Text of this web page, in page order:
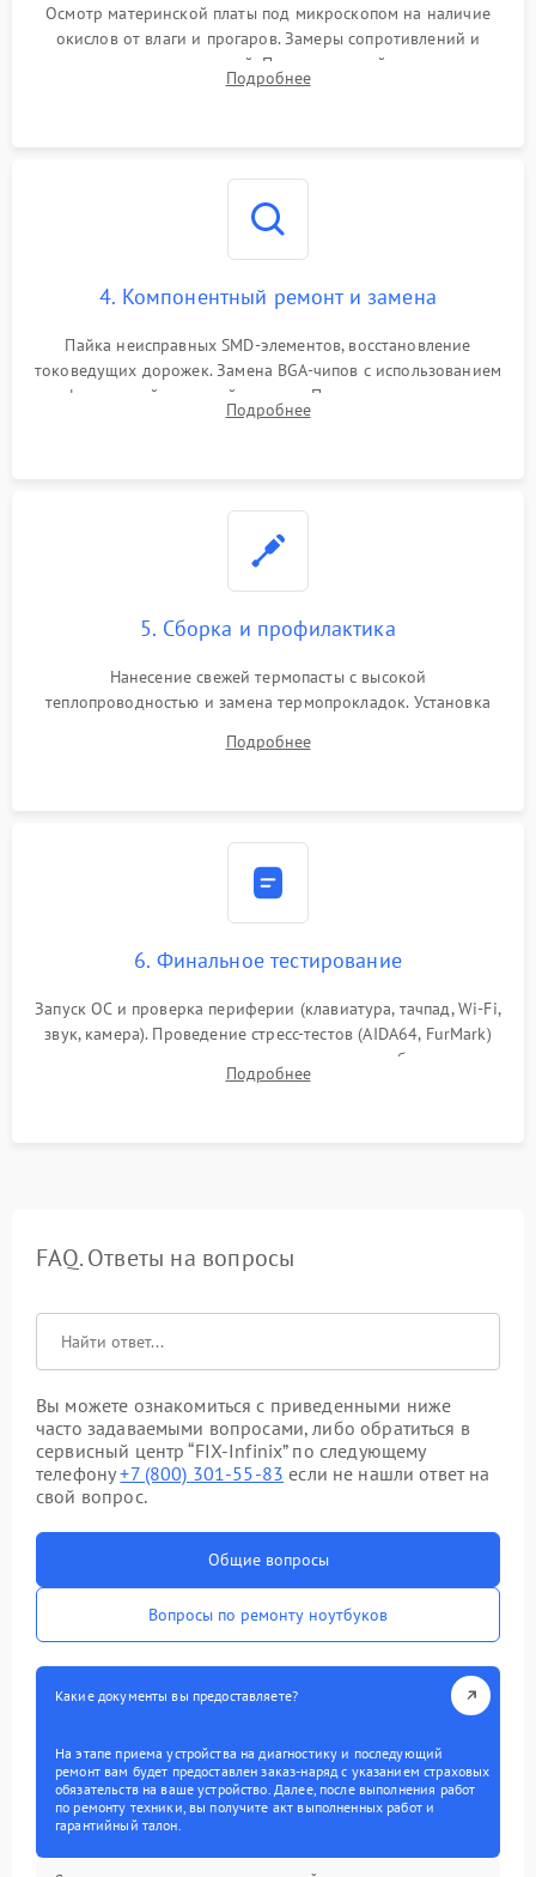
Осмотр материнской платы под микроскопом на наличие
окислов от влаги и прогаров. Замеры сопротивлений и
дежурных напряжений. Проверка цепей питания,
мультиконтроллера, процессора и видеочипа.
Подробнее
4. Компонентный ремонт и замена
Пайка неисправных SMD-элементов, восстановление
токоведущих дорожек. Замена BGA-чипов с использованием
инфракрасной паяльной станции. Прошивка микросхемы
BIOS или замена поврежденных портов USB
Подробнее
5. Сборка и профилактика
Нанесение свежей термопасты с высокой
теплопроводностью и замена термопрокладок. Установка
шлейфов, модулей памяти и накопителей. Предварительная
Подробнее
6. Финальное тестирование
Запуск ОС и проверка периферии (клавиатура, тачпад, Wi-Fi,
звук, камера). Проведение стресс-тестов (AIDA64, FurMark)
для контроля температурного режима и стабильности
системы под пиковой нагрузкой.
Подробнее
FAQ. Ответы на вопросы
Вы можете ознакомиться с приведенными ниже
часто задаваемыми вопросами, либо обратиться в
сервисный центр “FIX-Infinix” по следующему
телефону+7 (800) 301-55-83 если не нашли ответ на
свой вопрос.
Общие вопросы
Вопросы по ремонту ноутбуков
Какие документы вы предоставляете?
На этапе приема устройства на диагностику и последующий
ремонт вам будет предоставлен заказ-наряд с указанием страховых
обязательств на ваше устройство. Далее, после выполнения работ
по ремонту техники, вы получите акт выполненных работ и
гарантийный талон.